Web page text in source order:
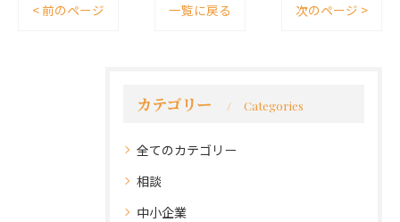
< 前のページ 一覧に戻る 次のページ >
カテゴリー Categories
全てのカテゴリー
相談
中小企業